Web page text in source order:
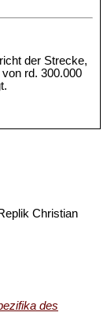
der Strecke,
rd. 300.000
Christian
des